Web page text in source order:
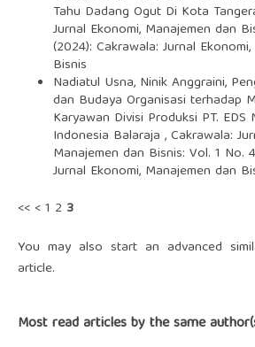
Tahu Dadang Ogut Di Kota
Jurnal Ekonomi, Manajemen dan
(2024): Cakrawala: Jurnal
Bisnis
Nadiatul Usna, Ninik Anggraini,
dan Budaya Organisasi terhadap
Karyawan Divisi Produksi PT.
Indonesia Balaraja ,Cakrawala:
Manajemen dan Bisnis: Vol. 1 No.
Jurnal Ekonomi, Manajemen dan
<< <1 2 3
You may also start an advanced
article.
Most read articles by the same